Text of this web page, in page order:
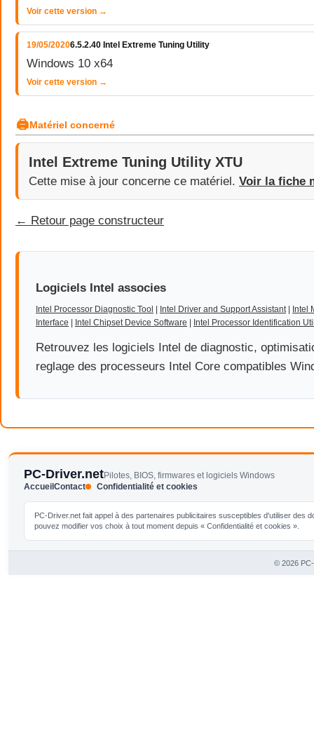
Voir cette version →
19/05/20206.5.2.40 Intel Extreme Tuning Utility
Windows 10 x64
Voir cette version →
🖨Matériel concerné
Intel Extreme Tuning Utility XTU
Cette mise à jour concerne ce matériel. Voir la fiche
← Retour page constructeur
Logiciels Intel associes
Intel Processor Diagnostic Tool Intel Driver and Support Assistant|
Intel
Interface
Intel Chipset Device Software Intel Processor Identification
Retrouvez les logiciels Intel de diagnostic,
reglage des processeurs Intel Core compatibles
PC-Driver.netPilotes, BIOS, firmwares et logiciels Windows
Accueil Contact Confidentialité et cookies
PC-Driver.net fait appel à des partenaires publicitaires susceptibles d'utiliser
pouvez modifier vos choix à tout moment depuis « Confidentialité et cookies ».
© 2026